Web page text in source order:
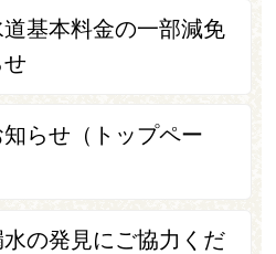
道基本料金の一部減免
せ
らせ（トップペー
水の発見にご協力くだ